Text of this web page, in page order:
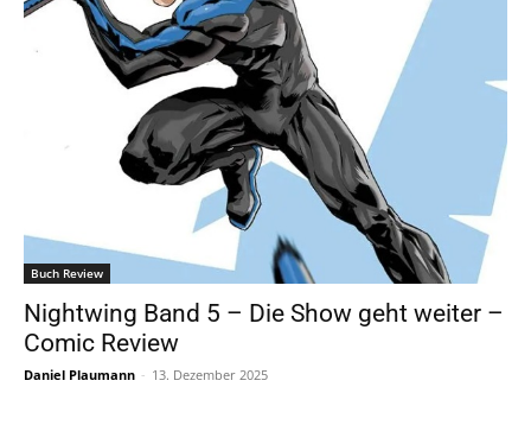
Buch Review
Nightwing Band 5 – Die Show geht weiter –
Comic Review
Daniel Plaumann - 13. Dezember 2025